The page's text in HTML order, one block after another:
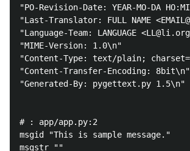
"PO-Revision-Date: YEAR-MO-DA
"Last-Translator: FULL NAME
"Language-Team: LANGUAGE
"MIME-Version: 1.0\n"
"Content-Type: text/plain;
"Content-Transfer-Encoding: 8bit\n"
"Generated-By: pygettext.py 1.5\n"
# : app/app.py:2
msgid "This is sample message."